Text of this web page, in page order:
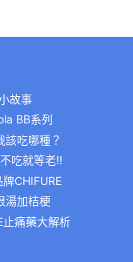
故事
BB系列
該吃哪種？
吃就等老!!
CHIFURE
湯加桔梗
止痛藥大解析